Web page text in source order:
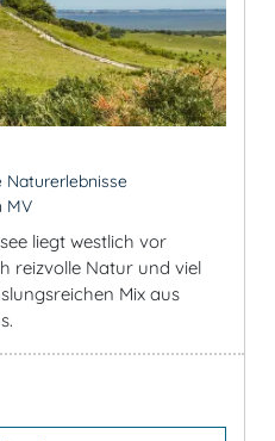
Naturerlebnisse
MV
liegt westlich vor
reizvolle Natur und viel
Mix aus